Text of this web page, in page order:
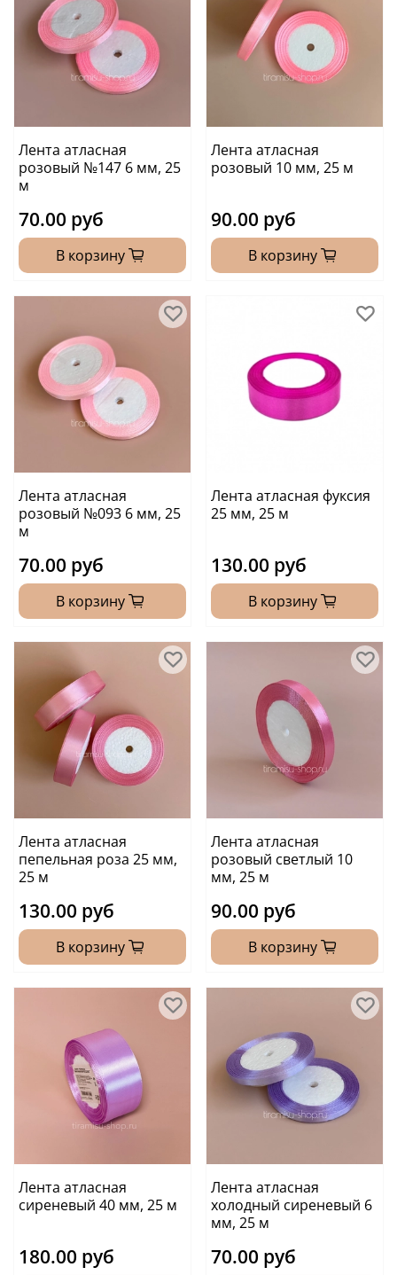
Лента атласная
розовый №147 6 мм, 25
м
70.00 руб
В корзину
Лента атласная
розовый 10 мм, 25 м
90.00 руб
В корзину
Лента атласная
розовый №093 6 мм, 25
м
70.00 руб
В корзину
Лента атласная фуксия
25 мм, 25 м
130.00 руб
В корзину
Лента атласная
пепельная роза 25 мм,
25 м
130.00 руб
В корзину
Лента атласная
розовый светлый 10
мм, 25 м
90.00 руб
В корзину
Лента атласная
сиреневый 40 мм, 25 м
180.00 руб
Лента атласная
холодный сиреневый 6
мм, 25 м
70.00 руб